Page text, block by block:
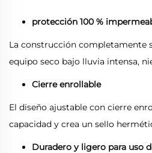
protección 100 %
La construcción completamente
equipo seco bajo lluvia intensa,
Cierre enrollable
El diseño ajustable con cierre
capacidad y crea un sello
Duradero y ligero para uso